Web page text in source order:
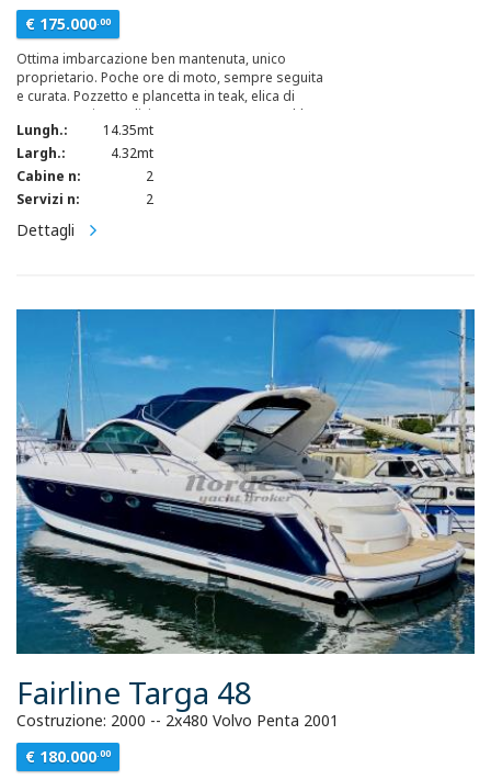
€ 175.000.00
Ottima imbarcazione ben mantenuta, unico
proprietario. Poche ore di moto, sempre seguita
e curata. Pozzetto e plancetta in teak, elica di
manovra, aria condizionata e generatore Kohler
da 9kw.
Lungh.:
14.35mt
Largh.:
4.32mt
Cabine n:
2
Servizi n:
2
Dettagli
Fairline Targa 48
Costruzione: 2000 -- 2x480 Volvo Penta 2001
€ 180.000.00